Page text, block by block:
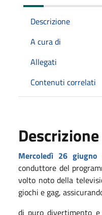
Descrizione
A cura di
Allegati
Contenuti correlati
Descrizione
Mercoledì 26 giugno
conduttore del
volto noto della
giochi e gag,
di puro divertimento